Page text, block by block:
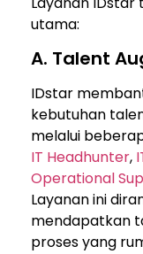
utama:
A. Talent
IDstar
kebutuhan
melalui
IT Headhunter,
Operational
Layanan ini
mendapatkan
proses yang